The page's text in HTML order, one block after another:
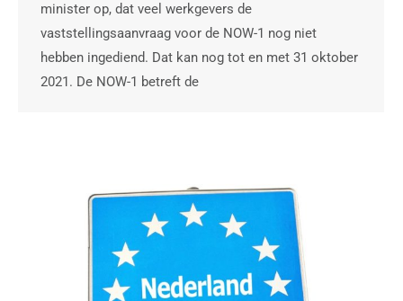
minister op, dat veel werkgevers de
vaststellingsaanvraag voor de NOW-1 nog niet
hebben ingediend. Dat kan nog tot en met 31 oktober
2021. De NOW-1 betreft de